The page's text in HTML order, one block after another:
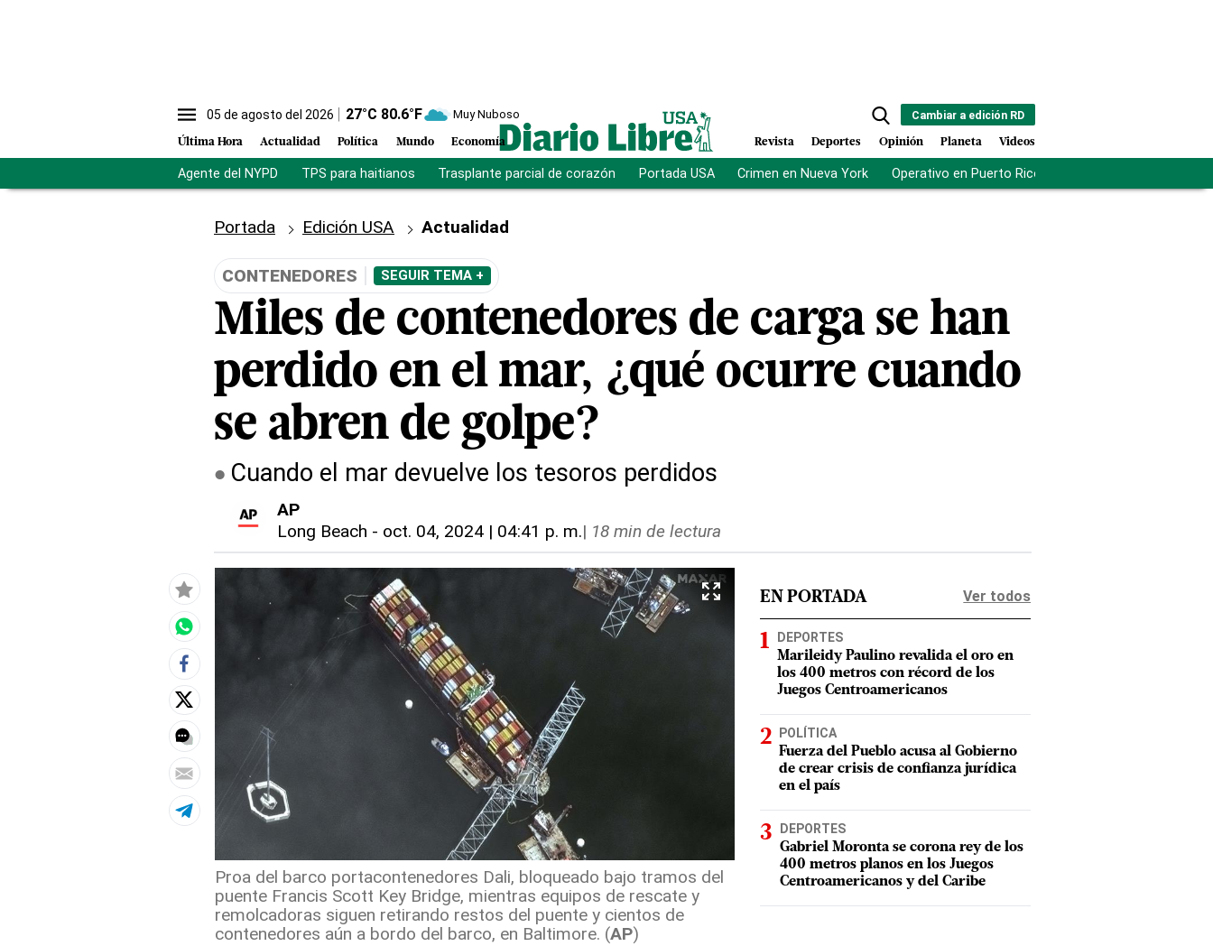
05 de agosto del 2026 27°C 80.6°F Muy Nuboso
Última Hora Actualidad Política Mundo Economía
Cambiar a edición RD
Revista Deportes Opinión Planeta Videos
Agente del NYPD TPS para haitianos Trasplante parcial de corazón Portada USA Crimen en Nueva York Operativo en Puerto Rico
Portada Edición USA Actualidad
CONTENEDORES SEGUIR TEMA +
Miles de contenedores de carga se han
perdido en el mar, ¿qué ocurre cuando
se abren de golpe?
Cuando el mar devuelve los tesoros perdidos
AP
Long Beach - oct. 04, 2024 | 04:41 p. m.| 18 min de lectura
Proa del barco portacontenedores Dali, bloqueado bajo tramos del
puente Francis Scott Key Bridge, mientras equipos de rescate y
remolcadoras siguen retirando restos del puente y cientos de
contenedores aún a bordo del barco, en Baltimore. (AP)
EN PORTADA Ver todos
DEPORTES
Marileidy Paulino revalida el oro en
los 400 metros con récord de los
Juegos Centroamericanos
POLÍTICA
Fuerza del Pueblo acusa al Gobierno
de crear crisis de confianza jurídica
en el país
DEPORTES
Gabriel Moronta se corona rey de los
400 metros planos en los Juegos
Centroamericanos y del Caribe